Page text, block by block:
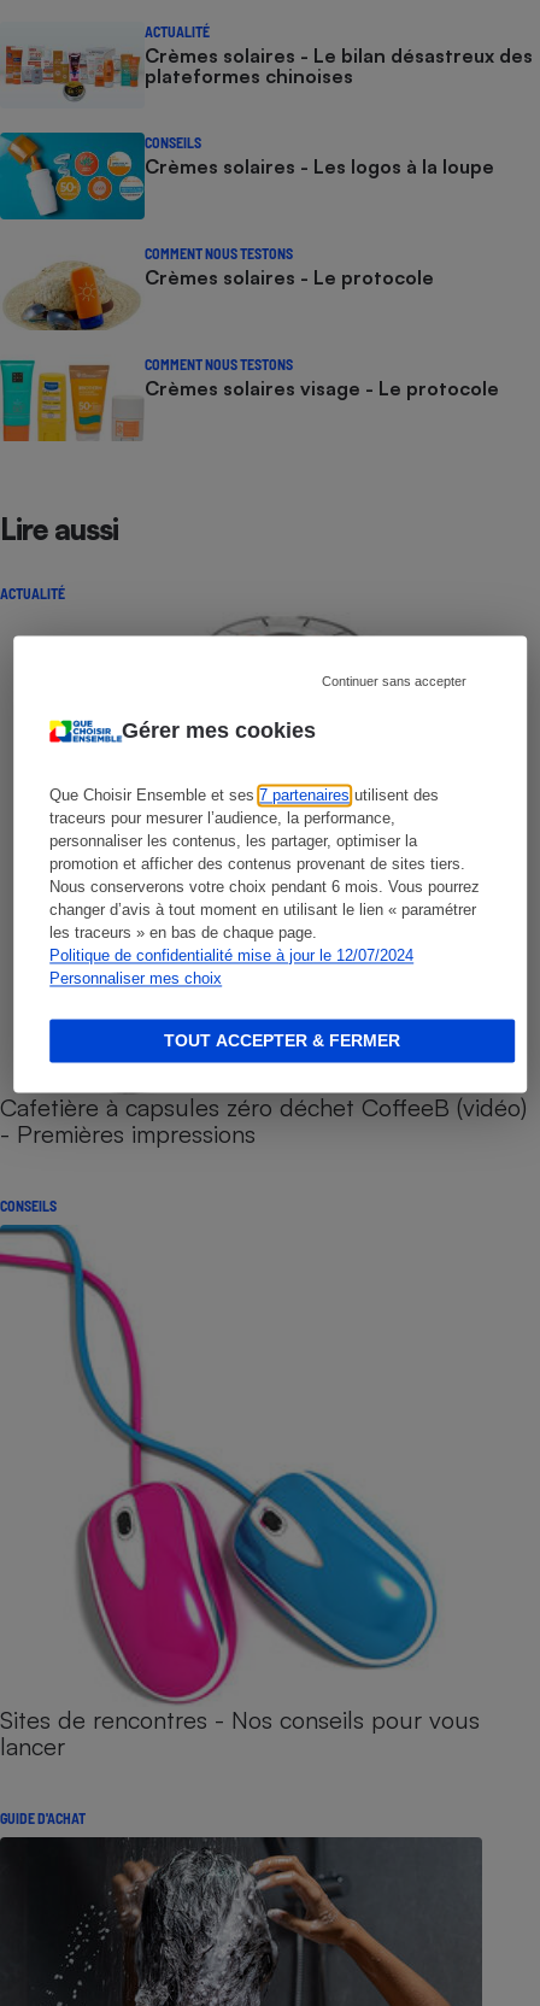
Gérer mes cookies
Que Choisir Ensemble et ses7 partenaires utilisent des
traceurs pour mesurer l’audience, la performance,
personnaliser les contenus, les partager, optimiser la
promotion et afficher des contenus provenant de sites tiers.
Nous conserverons votre choix pendant 6 mois. Vous pourrez
changer d’avis à tout moment en utilisant le lien « paramétrer
les traceurs » en bas de chaque page.
Politique de confidentialité mise à jour le 12/07/2024
Personnaliser mes choix
Continuer sans accepter
TOUT ACCEPTER & FERMER
ACTUALITÉ
Crèmes solaires - Le bilan désastreux des
plateformes chinoises
CONSEILS
Crèmes solaires - Les logos à la loupe
COMMENT NOUS TESTONS
Crèmes solaires - Le protocole
COMMENT NOUS TESTONS
Crèmes solaires visage - Le protocole
Lire aussi
ACTUALITÉ
Cafetière à capsules zéro déchet CoffeeB (vidéo)
- Premières impressions
CONSEILS
Sites de rencontres - Nos conseils pour vous
lancer
GUIDE D'ACHAT